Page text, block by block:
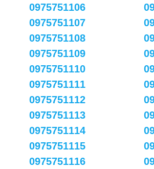
0975751106
0975751107
0975751108
0975751109
0975751110
0975751111
0975751112
0975751113
0975751114
0975751115
0975751116